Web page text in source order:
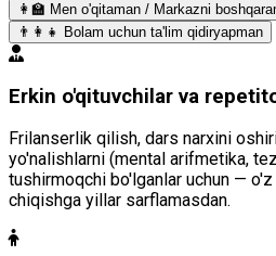
👩‍🏫 Men o'qitaman / Markazni
👨‍👩‍👧 Bolam uchun ta'lim qidiryapman
Erkin o'qituvchilar va
Frilanserlik qilish, dars narxini
yo'nalishlarni (mental arifmetika,
tushirmoqchi bo'lganlar uchun —
chiqishga yillar sarflamasdan.